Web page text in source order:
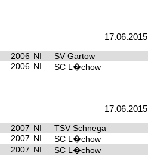
17.06.2015
2006 NI SV Gartow
2006 NI SC L�chow
17.06.2015
2007 NI TSV Schnega
2007 NI SC L�chow
2007 NI SC L�chow